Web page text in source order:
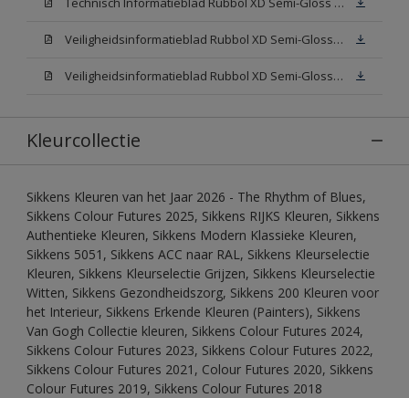
Veiligheidsinformatieblad Rubbol XD Semi-Gloss White W05 (MSDS)
Veiligheidsinformatieblad Rubbol XD Semi-Gloss N00 (MSDS)
Kleurcollectie
Sikkens Kleuren van het Jaar 2026 - The Rhythm of Blues,
Sikkens Colour Futures 2025, Sikkens RIJKS Kleuren, Sikkens
Authentieke Kleuren, Sikkens Modern Klassieke Kleuren,
Sikkens 5051, Sikkens ACC naar RAL, Sikkens Kleurselectie
Kleuren, Sikkens Kleurselectie Grijzen, Sikkens Kleurselectie
Witten, Sikkens Gezondheidszorg, Sikkens 200 Kleuren voor
het Interieur, Sikkens Erkende Kleuren (Painters), Sikkens
Van Gogh Collectie kleuren, Sikkens Colour Futures 2024,
Sikkens Colour Futures 2023, Sikkens Colour Futures 2022,
Sikkens Colour Futures 2021, Colour Futures 2020, Sikkens
Colour Futures 2019, Sikkens Colour Futures 2018